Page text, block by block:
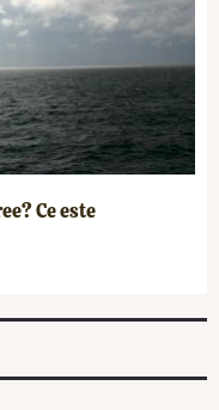
Ce este